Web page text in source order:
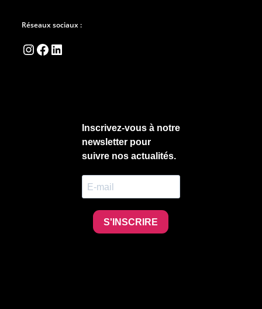
Réseaux sociaux :
Instagram
Facebook
LinkedIn